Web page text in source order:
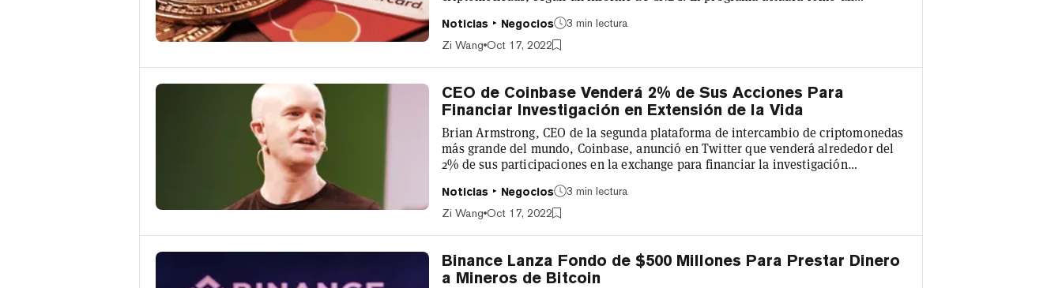
dijo la compañía. Mastercard también se encargará del cumplimiento de la
normativa y de la seguridad, dos puntos conflictivos para los bancos que quieren
Noticias Negocios
3 min lectura
Zi Wang Oct 17, 2022
CEO de Coinbase Venderá 2% de Sus Acciones Para
Financiar Investigación en Extensión de la Vida
Brian Armstrong, CEO de la segunda plataforma de intercambio de criptomonedas
más grande del mundo, Coinbase, anunció en Twitter que venderá alrededor del
2% de sus participaciones en la exchange para financiar la investigación
de ejecutivos en la industria de las criptomonedas. Armstrong tuiteó el viernes:
"Me apasiona acelerar la ciencia y la tecnología para ayudar a resolver algunos de
Noticias Negocios
3 min lectura
Zi Wang Oct 17, 2022
Binance Lanza Fondo de $500 Millones Para Prestar Dinero
a Mineros de Bitcoin